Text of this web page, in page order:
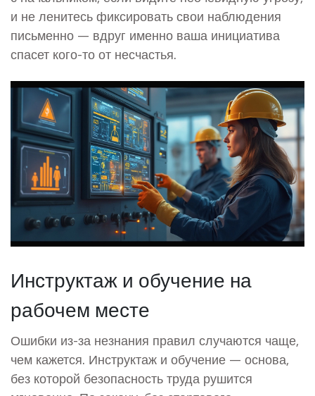
и не ленитесь фиксировать свои наблюдения
письменно — вдруг именно ваша инициатива
спасет кого-то от несчастья.
Инструктаж и обучение на
рабочем месте
Ошибки из-за незнания правил случаются чаще,
чем кажется. Инструктаж и обучение — основа,
без которой безопасность труда рушится